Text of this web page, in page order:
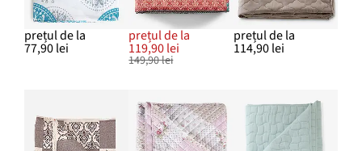
prețul de la
77,90 lei
prețul de la
119,90 lei
149,90 lei
prețul de la
114,90 lei